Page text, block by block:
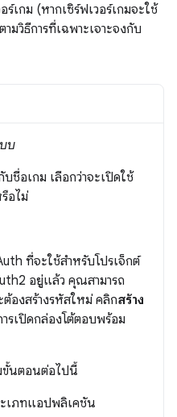
เกม (หากเซิร์ฟเวอร์เกมจะใช้
มวิธีการที่เฉพาะเจาะจงกับ
บ
บชื่อเกม เลือกว่าจะเปิดใช้
อไม่
ที่จะใช้สำหรับโปรเจ็กต์
อยู่แล้ว คุณสามารถ
องสร้างรหัสใหม่ คลิกสร้าง
รเปิดกล่องโต้ตอบพร้อม
ขั้นตอนต่อไปนี้
เภทแอปพลิเคชัน